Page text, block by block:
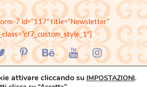
7 id=”117″ title=”Newsletter”
– © Copyright Occhi Ovunque –
attivare cliccando su IMPOSTAZIONI.